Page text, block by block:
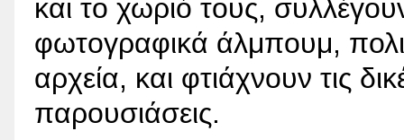
και το χωριό τους,
φωτογραφικά άλμπουμ,
αρχεία, και φτιάχνουν τις
παρουσιάσεις.